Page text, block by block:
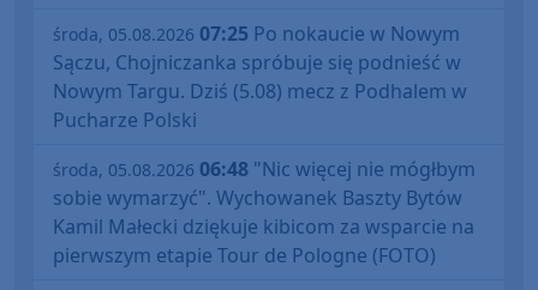
środa, 05.08.2026 07:25 Po nokaucie w Nowym
Sączu, Chojniczanka spróbuje się podnieść w
Nowym Targu. Dziś (5.08) mecz z Podhalem w
Pucharze Polski
środa, 05.08.2026 06:48 "Nic więcej nie mógłbym
sobie wymarzyć". Wychowanek Baszty Bytów
Kamil Małecki dziękuje kibicom za wsparcie na
pierwszym etapie Tour de Pologne (FOTO)